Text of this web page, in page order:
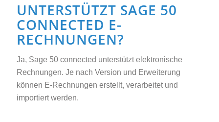
UNTERSTÜTZT SAGE 50
CONNECTED E-
RECHNUNGEN?
Ja, Sage 50 connected unterstützt elektronische
Rechnungen. Je nach Version und Erweiterung
können E-Rechnungen erstellt, verarbeitet und
importiert werden.